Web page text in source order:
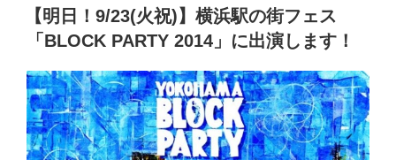
日:【明日！9/23(火祝)】横浜駅の街フェス
「BLOCK PARTY 2014」に出演します！